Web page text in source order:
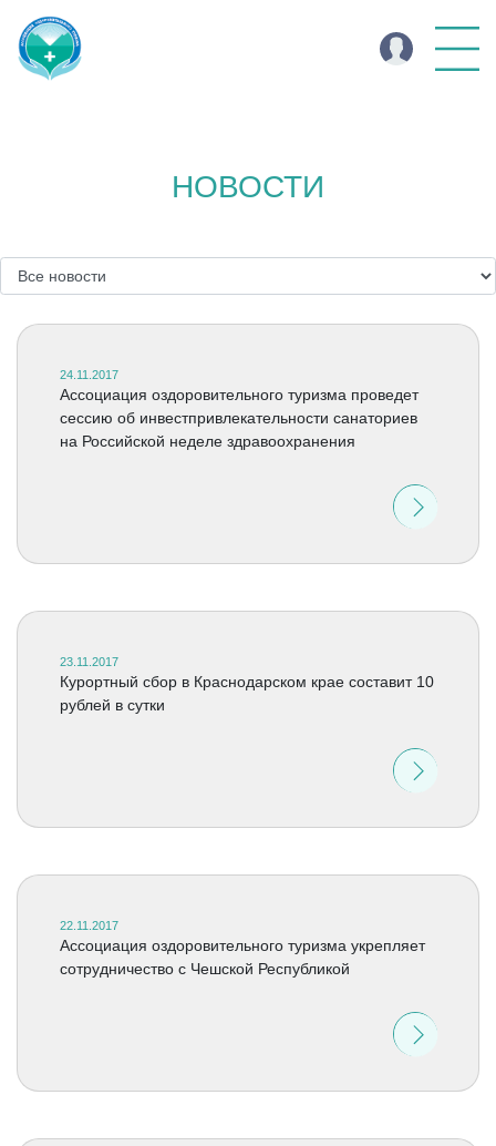
НОВОСТИ
24.11.2017
Ассоциация оздоровительного туризма проведет
сессию об инвестпривлекательности санаториев
на Российской неделе здравоохранения
23.11.2017
Курортный сбор в Краснодарском крае составит 10
рублей в сутки
22.11.2017
Ассоциация оздоровительного туризма укрепляет
сотрудничество с Чешской Республикой